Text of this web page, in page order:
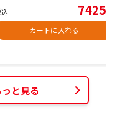
7425
カートに入れる
と見る